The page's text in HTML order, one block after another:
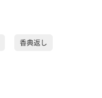
香典返し